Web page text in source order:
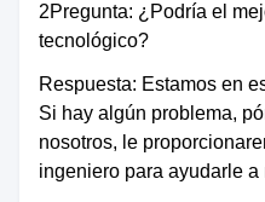
sistemas
de
seguridad
de
seguridad
de los
2Pregunta: ¿Podría el
tecnológico?
Respuesta: Estamos en
Si hay algún problema,
nosotros, le
ingeniero para ayudarle